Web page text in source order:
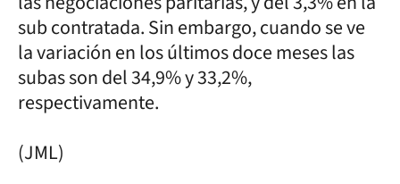
sub contratada. Sin embargo, cuando se ve
la variación en los últimos doce meses las
subas son del 34,9% y 33,2%,
respectivamente.
(JML)